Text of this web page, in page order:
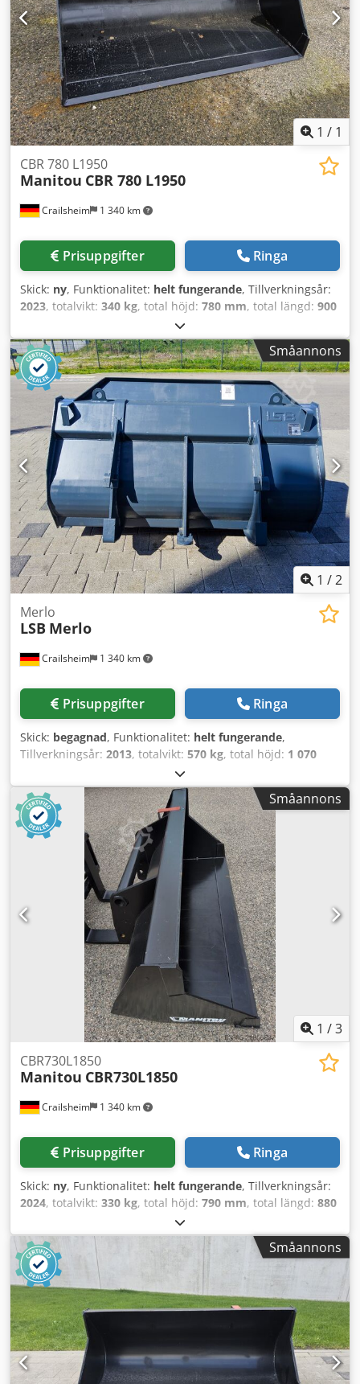
1 / 1
Crailsheim 1 340 km
CBR 780 L1950
Manitou CBR 780 L1950
Prisuppgifter Ringa
Skick: ny, Funktionalitet: helt fungerande, Tillverkningsår:
2023, totalvikt: 340 kg, total höjd: 780 mm, total längd: 900
, lastkapacitet:
Tillverkare: Manitou Typ: CBR 780 L1950 Tillverkningsår:
2023 Höjd (mm): 780 Längd (mm): 900 Lastkapacitet (kg):
843 Vikt (kg): 340 Dsdpfx Asycxr Ajmiskr Bredd (mm): 1 950
Småannons
1 /2
Crailsheim 1 340 km
Merlo
LSB Merlo
Prisuppgifter Ringa
Skick: begagnad, Funktionalitet: helt fungerande,
Tillverkningsår: 2013, totalvikt: 570 kg, total höjd: 1 070
, total bredd:
lastkapacitet:1 500 kg, Skopa Tillverkare: LSB Typ: Merlo
Djdpfjxpybwsx Amiekr Årsmodell: 2013 Höjd (mm): 1 070
Längd (mm): 1 540 Lyftkapacitet (kg): 1 500 Vikt (kg): 570
Bredd (mm): 2 050
Småannons
1 /3
Crailsheim 1 340 km
CBR730L1850
Manitou CBR730L1850
Prisuppgifter Ringa
Skick: ny, Funktionalitet: helt fungerande, Tillverkningsår:
2024, totalvikt: 330 kg, total höjd: 790 mm, total längd: 880
, lastkapacitet:
Tillverkare: Manitou Typ: CBR730L1850 Tillverkningsår:
2024 Höjd (mm): 790 Längd (mm): 880 Dodoycxr Nspfx
Amijkr Lastkapacitet (kg): 735 Vikt (kg): 330 Bredd (mm): 1
860
Småannons